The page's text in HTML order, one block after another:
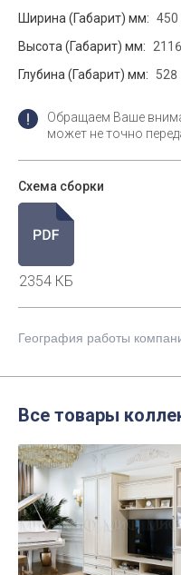
Ширина (Габарит) мм: 450
Высота (Габарит) мм:
2116
Глубина (Габарит) мм:
528
Обращаем Ваше
может не точно
Схема сборки
2354 КБ
География работы
Все товары